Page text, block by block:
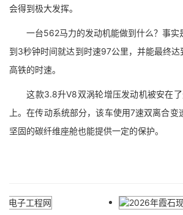
会得到极大发挥。
一台562马力的发动机能做到什么？事实
到3秒钟时间就达到时速97公里，并能最终
高铁的时速。
这款3.8升V8双涡轮增压发动机被安在了
上。在传动系统部分，该车使用7速双离合变
坚固的碳纤维座舱也能提供一定的保护。